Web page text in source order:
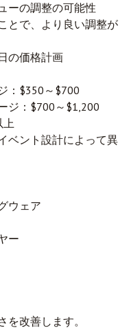
ーの調整の可能性
とで、より良い調整が
の価格計画
：$350～$700
ジ：$700～$1,200
上
ベント設計によって異
ウェア
ー
を改善します。